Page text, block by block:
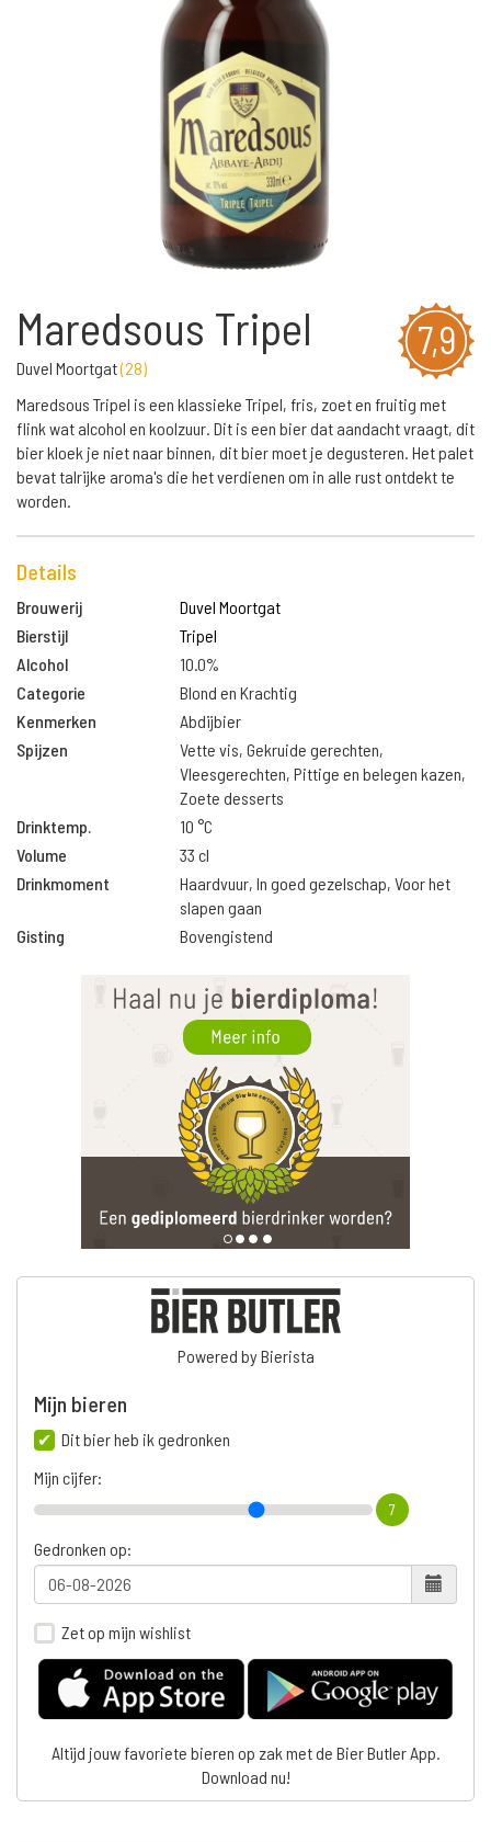
7,9
Maredsous Tripel
Duvel Moortgat(28)
Maredsous Tripel is een klassieke Tripel, fris, zoet en fruitig met
flink wat alcohol en koolzuur. Dit is een bier dat aandacht vraagt, dit
bier kloek je niet naar binnen, dit bier moet je degusteren. Het palet
bevat talrijke aroma's die het verdienen om in alle rust ontdekt te
worden.
Details
Brouwerij
Duvel Moortgat
Bierstijl
Tripel
Alcohol
10.0%
Categorie
Blond en Krachtig
Kenmerken
Abdijbier
Spijzen
Vette vis, Gekruide gerechten,
Vleesgerechten, Pittige en belegen kazen,
Zoete desserts
Drinktemp.
10 °C
Volume
33 cl
Drinkmoment
Haardvuur, In goed gezelschap, Voor het
slapen gaan
Gisting
Bovengistend
Powered by Bierista
Mijn bieren
Dit bier heb ik gedronken
Mijn cijfer:
7
Gedronken op:
Zet op mijn wishlist
Altijd jouw favoriete bieren op zak met de Bier Butler App.
Download nu!